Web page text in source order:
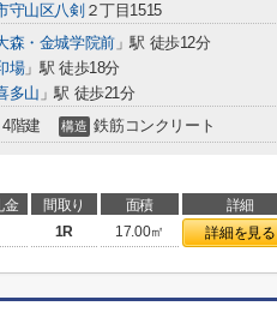
守山区八剣 ２丁目1515
森・金城学院前」駅 徒歩12分
場」駅 徒歩18分
多山 」駅 徒歩21分
4階建 構造 鉄筋コンクリート
金 間取り 面積 詳細
1R 17.00㎡ 詳細を見る